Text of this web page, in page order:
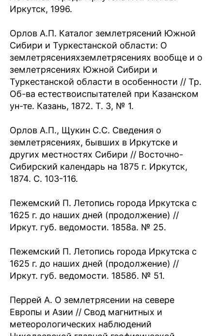
Иркутск, 1996.
Орлов А.П. Каталог землетрясений Южной
Сибири и Туркестанской области: О
землетрясенияхземлетрясениях вообще и о
землетрясениях Южной Сибири и
Туркестанской области в особенности // Тр.
Об-ва естествоиспытателей при Казанском
ун-те. Казань, 1872. Т. 3, № 1.
Орлов А.П., Щукин С.С. Сведения о
землетрясениях, бывших в Иркутске и
других местностях Сибири // Восточно-
Сибирский календарь на 1875 г. Иркутск,
1874. С. 103-116.
Пежемский П. Летопись города Иркутска с
1625 г. до наших дней (продолжение) //
Иркут. губ. ведомости. 1858а. № 25.
Пежемский П. Летопись города Иркутска с
1625 г. до наших дней (продолжение) //
Иркут. губ. ведомости. 1858б. № 51.
Перрей А. О землетрясении на севере
Европы и Азии // Свод магнитных и
метеорологических наблюдений